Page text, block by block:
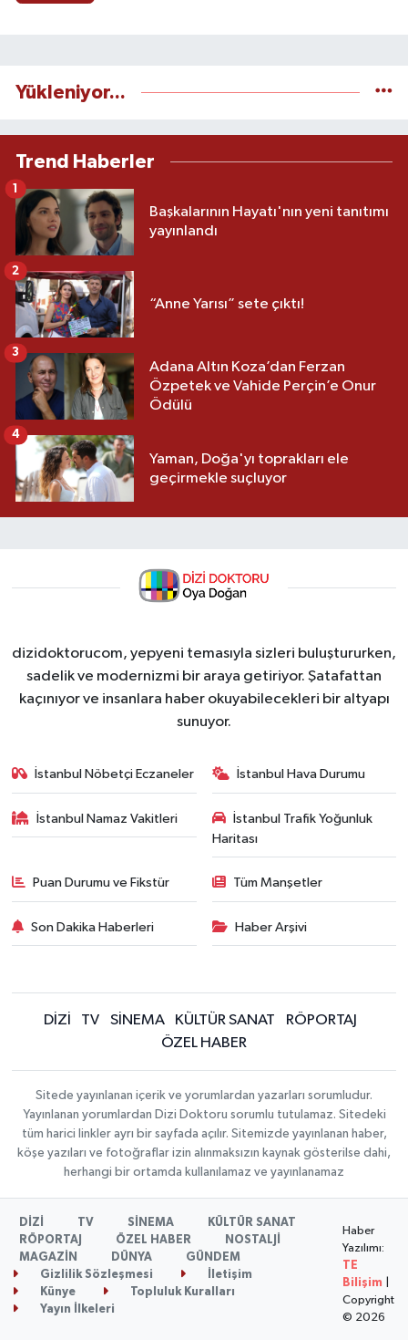
Yükleniyor...
Trend Haberler
Başkalarının Hayatı'nın yeni tanıtımı
yayınlandı
1
“Anne Yarısı” sete çıktı!
2
Adana Altın Koza’dan Ferzan
Özpetek ve Vahide Perçin’e Onur
Ödülü
3
Yaman, Doğa'yı toprakları ele
geçirmekle suçluyor
4
dizidoktorucom, yepyeni temasıyla sizleri buluştururken,
sadelik ve modernizmi bir araya getiriyor. Şatafattan
kaçınıyor ve insanlara haber okuyabilecekleri bir altyapı
sunuyor.
İstanbul Nöbetçi Eczaneler İstanbul Hava Durumu
İstanbul Namaz Vakitleri
İstanbul Trafik Yoğunluk
Haritası
Puan Durumu ve Fikstür Tüm Manşetler
Son Dakika Haberleri Haber Arşivi
DİZİ TV SİNEMA KÜLTÜR SANAT
RÖPORTAJ
ÖZEL HABER
Sitede yayınlanan içerik ve yorumlardan yazarları sorumludur.
Yayınlanan yorumlardan Dizi Doktoru sorumlu tutulamaz. Sitedeki
tüm harici linkler ayrı bir sayfada açılır. Sitemizde yayınlanan haber,
köşe yazıları ve fotoğraflar izin alınmaksızın kaynak gösterilse dahi,
herhangi bir ortamda kullanılamaz ve yayınlanamaz
DİZİ TV SİNEMA
KÜLTÜR SANAT
RÖPORTAJ
ÖZEL HABER
NOSTALJİ
MAGAZİN
DÜNYA
GÜNDEM
Gizlilik Sözleşmesi
İletişim
Künye
Topluluk Kuralları
Yayın İlkeleri
Haber
Yazılımı:
TE
Bilişim
Copyright
© 2026